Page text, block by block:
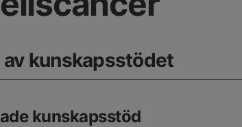
kunskapsstödet
kunskapsstöd